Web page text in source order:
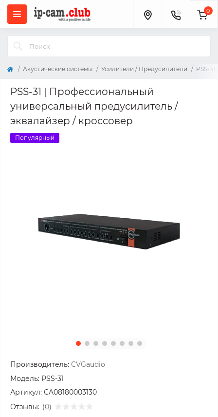
0
Акустические системы Усилители / Предусилители PSS-
PSS-31 | Профессиональный
универсальный предусилитель /
эквалайзер / кроссовер
Популярный
Производитель: CVGaudio
Модель: PSS-31
Артикул: CA08180003130
Отзывы: (0)